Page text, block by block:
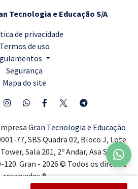
Tecnologia e Educação S/A
de privacidade
Termos de uso
Segurança
Mapa do site
Gran Tecnologia e Educação
77, SBS Quadra 02, Bloco J, Lote
Sala 201, 2º Andar, Asa Sul,
120. Gran - 2026 © Todos os direitos
reservados ®